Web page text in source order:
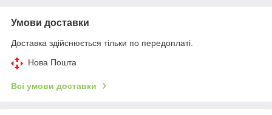
Умови доставки
Доставка здійснюється тільки по передоплаті.
Нова Пошта
Всі умови доставки